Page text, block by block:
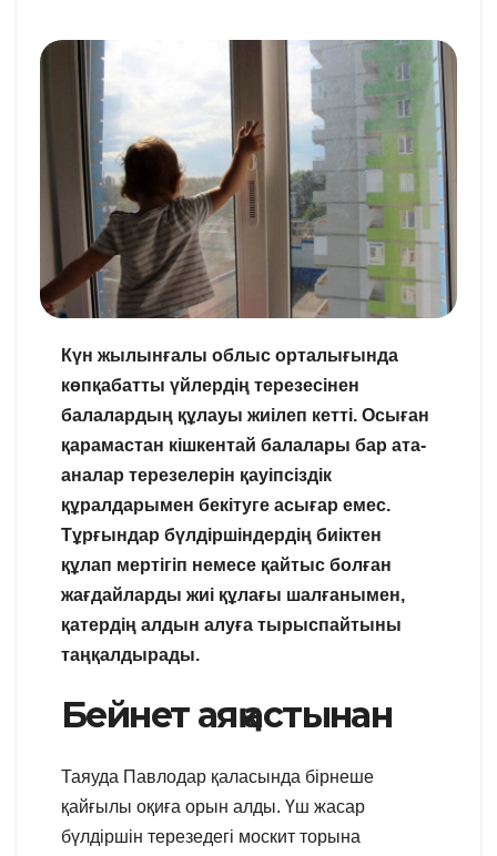
Күн жылынғалы облыс орталығында
көпқабатты үйлердің терезесінен
балалардың құлауы жиілеп кетті. Осыған
қарамастан кішкентай балалары бар ата-
аналар терезелерін қауіпсіздік
құралдарымен бекітуге асығар емес.
Тұрғындар бүлдіршіндердің биіктен
құлап мертігіп немесе қайтыс болған
жағдайларды жиі құлағы шалғанымен,
қатердің алдын алуға тырыспайтыны
таңқалдырады.
Бейнет аяқ астынан
Таяуда Павлодар қаласында бірнеше
қайғылы оқиға орын алды. Үш жасар
бүлдіршін терезедегі москит торына